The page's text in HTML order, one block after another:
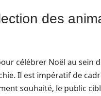
des
célébrer Noël au sein
Il est impératif de
souhaité, le public